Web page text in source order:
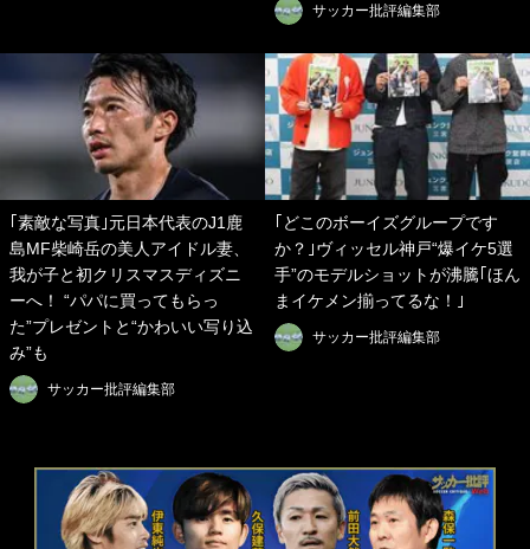
サッカー批評編集部
｢素敵な写真｣元日本代表のJ1鹿
島MF柴崎岳の美人アイドル妻、
我が子と初クリスマスディズニ
ーへ！ “パパに買ってもらっ
た”プレゼントと“かわいい写り込
み”も
サッカー批評編集部
｢どこのボーイズグループです
か？｣ヴィッセル神戸“爆イケ5選
手”のモデルショットが沸騰｢ほん
まイケメン揃ってるな！｣
サッカー批評編集部